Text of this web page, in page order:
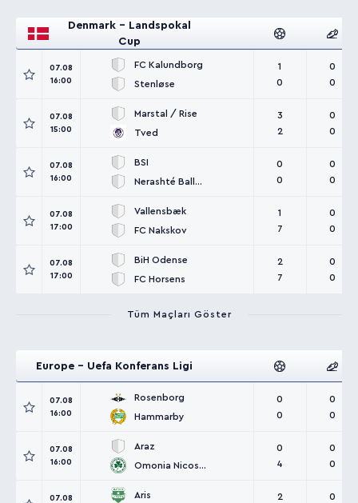
Denmark - Landspokal
Cup
07.08
16:00
FC Kalundborg
Stenløse
1
0
0
0
07.08
15:00
Marstal / Rise
Tved
3
2
0
0
07.08
16:00
BSI
Nerashté Ballerup
0
0
0
0
07.08
17:00
Vallensbæk
FC Nakskov
1
7
0
0
07.08
17:00
BiH Odense
FC Horsens
2
7
0
0
Tüm Maçları Göster
Europe - Uefa Konferans Ligi
07.08
16:00
Rosenborg
Hammarby
0
0
0
0
07.08
16:00
Araz
Omonia Nicosia
0
4
0
0
07.08
Aris
2
0